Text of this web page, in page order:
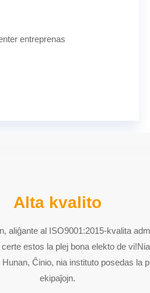
entreprenas
Alta kvalito
aliĝante al ISO9001:2015-kvalita
estos la plej bona elekto de
Ĉinio, nia instituto posedas la
ekipaĵojn.